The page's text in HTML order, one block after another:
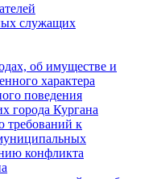
служащих
об имуществе и
характера
поведения
города Кургана
требований к
конфликта